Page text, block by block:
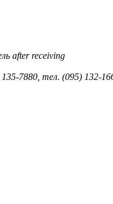
after receiving
7880, тел. (095) 132-